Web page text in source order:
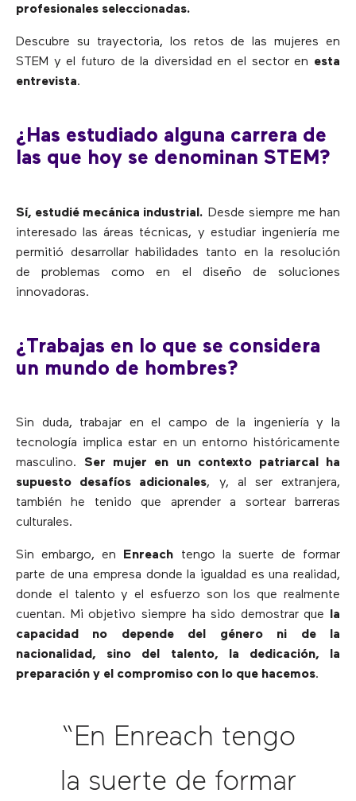
profesionales seleccionadas.
Descubre su trayectoria, los retos de las mujeres en
STEM y el futuro de la diversidad en el sector en esta
entrevista.
¿Has estudiado alguna carrera de
las que hoy se denominan STEM?
Sí, estudié mecánica industrial. Desde siempre me han
interesado las áreas técnicas, y estudiar ingeniería me
permitió desarrollar habilidades tanto en la resolución
de problemas como en el diseño de soluciones
innovadoras.
¿Trabajas en lo que se considera
un mundo de hombres?
Sin duda, trabajar en el campo de la ingeniería y la
tecnología implica estar en un entorno históricamente
masculino. Ser mujer en un contexto patriarcal ha
supuesto desafíos adicionales, y, al ser extranjera,
también he tenido que aprender a sortear barreras
culturales.
Sin embargo, en Enreach tengo la suerte de formar
parte de una empresa donde la igualdad es una realidad,
donde el talento y el esfuerzo son los que realmente
cuentan. Mi objetivo siempre ha sido demostrar que la
capacidad no depende del género ni de la
nacionalidad, sino del talento, la dedicación, la
preparación y el compromiso con lo que hacemos.
“En Enreach tengo
la suerte de formar